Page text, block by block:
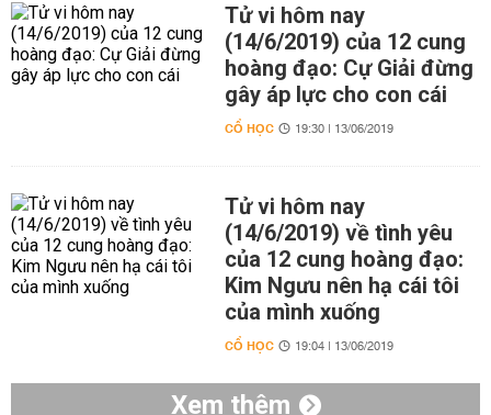
Tử vi hôm nay
(14/6/2019) của 12 cung
hoàng đạo: Cự Giải đừng
gây áp lực cho con cái
CỔ HỌC 19:30 | 13/06/2019
Tử vi hôm nay
(14/6/2019) về tình yêu
của 12 cung hoàng đạo:
Kim Ngưu nên hạ cái tôi
của mình xuống
CỔ HỌC 19:04 | 13/06/2019
Xem thêm